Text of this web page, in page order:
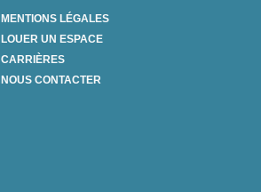
MENTIONS LÉGALES
LOUER UN ESPACE
CARRIÈRES
NOUS CONTACTER